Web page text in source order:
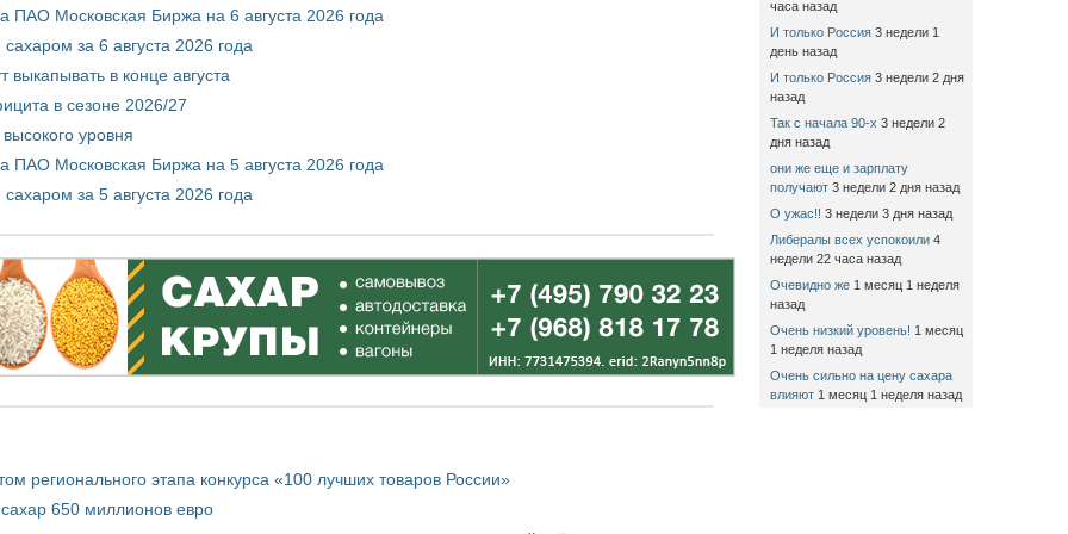
Московская Биржа на 6 августа 2026 года
за 6 августа 2026 года
выкапывать в конце августа
в сезоне 2026/27
уровня
Московская Биржа на 5 августа 2026 года
за 5 августа 2026 года
регионального этапа конкурса «100 лучших товаров России»
650 миллионов евро
часа назад
И только Россия 3 недели 1
день назад
И только Россия 3 недели 2 дня
назад
Так с начала 90-х 3 недели 2
дня назад
они же еще и зарплату
получают 3 недели 2 дня назад
О ужас!! 3 недели 3 дня назад
Либералы всех успокоили 4
недели 22 часа назад
Очевидно же 1 месяц 1 неделя
назад
Очень низкий уровень! 1 месяц
1 неделя назад
Очень сильно на цену сахара
влияют 1 месяц 1 неделя назад